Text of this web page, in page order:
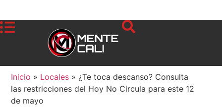
Inicio » Locales » ¿Te toca descanso? Consulta
las restricciones del Hoy No Circula para este 12
de mayo